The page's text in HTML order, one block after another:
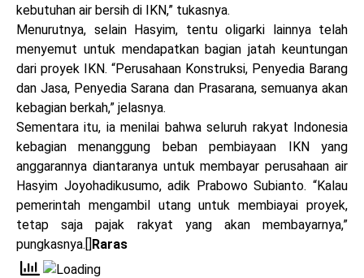
kebutuhan air bersih di IKN,” tukasnya.
Menurutnya, selain Hasyim, tentu oligarki lainnya telah
menyemut untuk mendapatkan bagian jatah keuntungan
dari proyek IKN. “Perusahaan Konstruksi, Penyedia Barang
dan Jasa, Penyedia Sarana dan Prasarana, semuanya akan
kebagian berkah,” jelasnya.
Sementara itu, ia menilai bahwa seluruh rakyat Indonesia
kebagian menanggung beban pembiayaan IKN yang
anggarannya diantaranya untuk membayar perusahaan air
Hasyim Joyohadikusumo, adik Prabowo Subianto. “Kalau
pemerintah mengambil utang untuk membiayai proyek,
tetap saja pajak rakyat yang akan membayarnya,”
pungkasnya.[]Raras